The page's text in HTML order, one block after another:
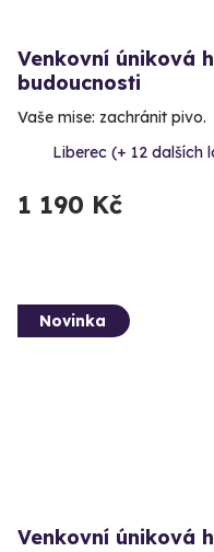
Venkovní úniková
budoucnosti
Vaše mise: zachránit pivo.
Liberec (+ 12 dalších
1 190 Kč
Novinka
Venkovní úniková